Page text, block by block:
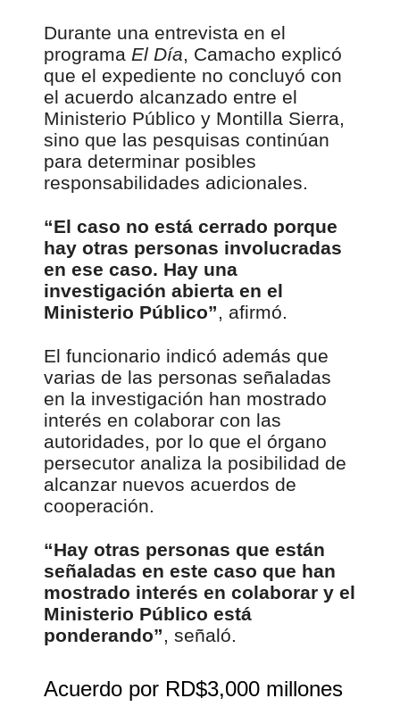
Durante una entrevista en el
programa El Día, Camacho explicó
que el expediente no concluyó con
el acuerdo alcanzado entre el
Ministerio Público y Montilla Sierra,
sino que las pesquisas continúan
para determinar posibles
responsabilidades adicionales.
“El caso no está cerrado porque
hay otras personas involucradas
en ese caso. Hay una
investigación abierta en el
Ministerio Público”, afirmó.
El funcionario indicó además que
varias de las personas señaladas
en la investigación han mostrado
interés en colaborar con las
autoridades, por lo que el órgano
persecutor analiza la posibilidad de
alcanzar nuevos acuerdos de
cooperación.
“Hay otras personas que están
señaladas en este caso que han
mostrado interés en colaborar y el
Ministerio Público está
ponderando”, señaló.
Acuerdo por RD$3,000 millones